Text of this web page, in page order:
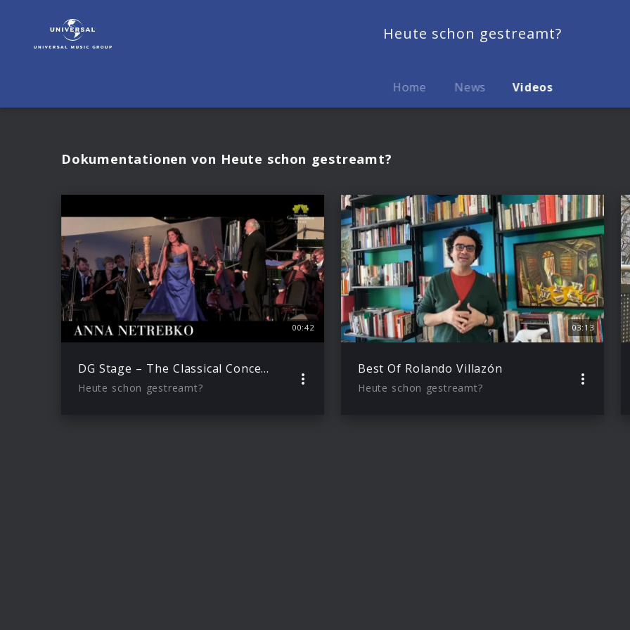
gestreamt?
Heute schon gestreamt?
Home News Videos
Dokumentationen von Heute schon gestreamt?
00:42
DG Stage – The Classical Concert Hall (Trailer)
Heute schon gestreamt?
03:13
Best Of Rolando Villazón
Heute schon gestreamt?